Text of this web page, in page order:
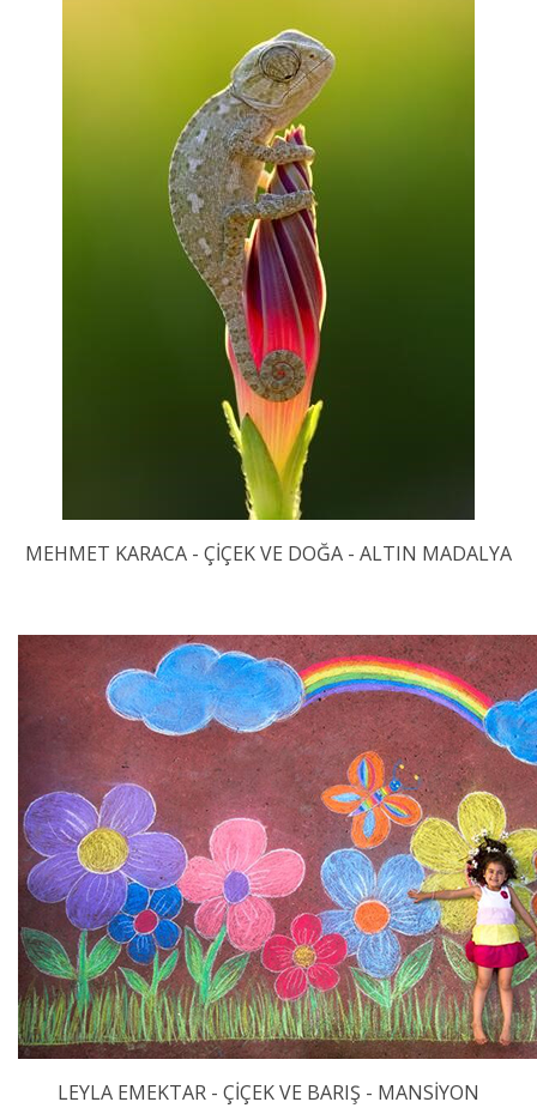
MEHMET KARACA - ÇİÇEK VE DOĞA - ALTIN MADALYA
LEYLA EMEKTAR - ÇİÇEK VE BARIŞ - MANSİYON